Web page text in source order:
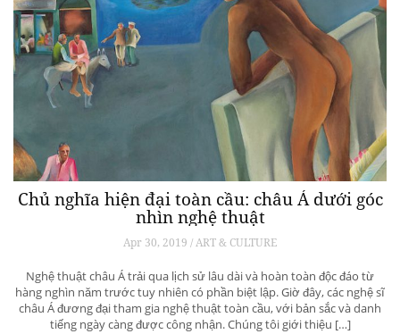
Chủ nghĩa hiện đại toàn cầu: châu Á dưới góc
nhìn nghệ thuật
Apr 30, 2019 / ART & CULTURE
Nghệ thuật châu Á trải qua lịch sử lâu dài và hoàn toàn độc đáo từ
hàng nghìn năm trước tuy nhiên có phần biệt lập. Giờ đây, các nghệ sĩ
châu Á đương đại tham gia nghệ thuật toàn cầu, với bản sắc và danh
tiếng ngày càng được công nhận. Chúng tôi giới thiệu […]